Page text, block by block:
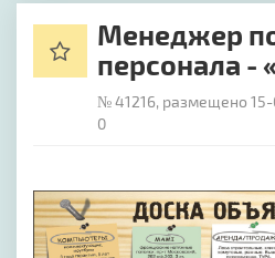
Менеджер
персонала -
№ 41216, размещено 15-
0